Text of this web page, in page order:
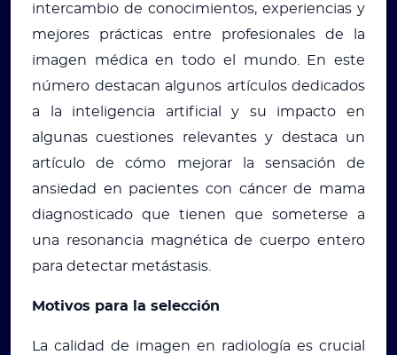
intercambio de conocimientos, experiencias y
mejores prácticas entre profesionales de la
imagen médica en todo el mundo. En este
número destacan algunos artículos dedicados
a la inteligencia artificial y su impacto en
algunas cuestiones relevantes y destaca un
artículo de cómo mejorar la sensación de
ansiedad en pacientes con cáncer de mama
diagnosticado que tienen que someterse a
una resonancia magnética de cuerpo entero
para detectar metástasis.
Motivos para la selección
La calidad de imagen en radiología es crucial